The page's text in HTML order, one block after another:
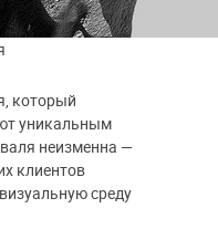
который
уникальным
неизменна —
клиентов
среду